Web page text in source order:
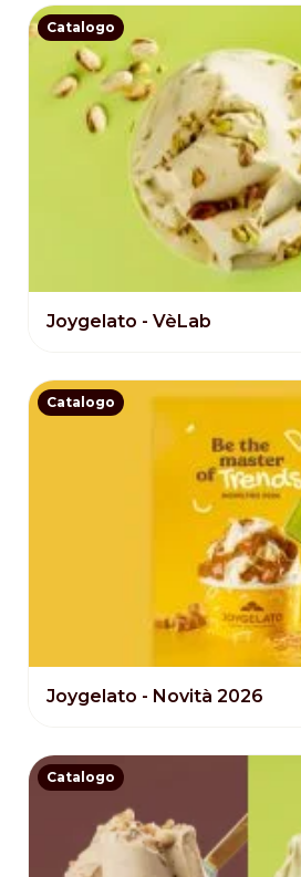
Catalogo
Joygelato - VèLab
Catalogo
Joygelato - Novità 2026
Catalogo